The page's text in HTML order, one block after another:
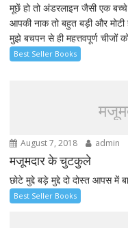
मूछें हो तो अंडरलाइन जैसी एक
आपकी नाक तो बहुत बड़ी और मोटी
मुझे बचपन से ही महत्तवपूर्ण चीजों
Best Seller Books
August 7, 2018 admin
मजूमदार के चुटकुले
छोटे मुद्दे बड़े मुद्दे दो दोस्त आपस में
Best Seller Books